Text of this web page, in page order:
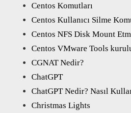
Centos Komutları
Centos Kullanıcı Silme
Centos NFS Disk Mount
Centos VMware Tools
CGNAT Nedir?
ChatGPT
ChatGPT Nedir? Nasıl
Christmas Lights